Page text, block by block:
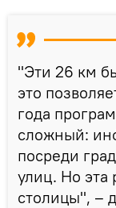
"Эти 26 км
это
года
сложный:
посреди
улиц. Но эта
столицы", –